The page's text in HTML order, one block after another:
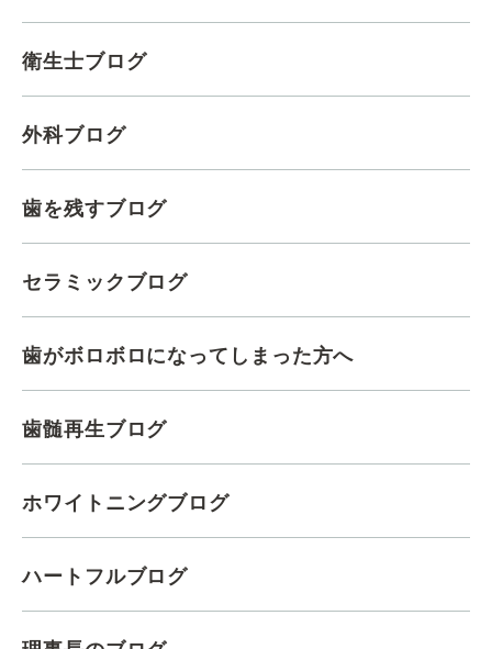
衛生士ブログ
外科ブログ
歯を残すブログ
セラミックブログ
歯がボロボロになってしまった方へ
歯髄再生ブログ
ホワイトニングブログ
ハートフルブログ